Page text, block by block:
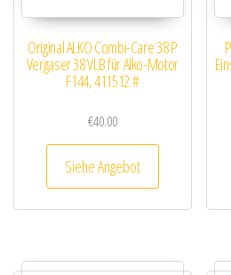
Original ALKO Combi-Care 38 P
Vergaser 38 VLB für Alko-Motor
F144, 411512 #
€40.00
Siehe Angebot